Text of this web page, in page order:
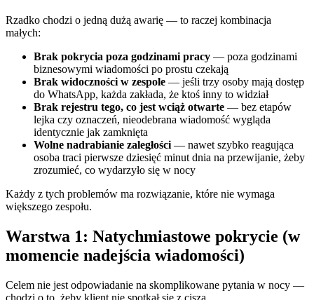
Rzadko chodzi o jedną dużą awarię — to raczej kombinacja
małych:
Brak pokrycia poza godzinami pracy — poza godzinami
biznesowymi wiadomości po prostu czekają
Brak widoczności w zespole — jeśli trzy osoby mają dostęp
do WhatsApp, każda zakłada, że ktoś inny to widział
Brak rejestru tego, co jest wciąż otwarte — bez etapów
lejka czy oznaczeń, nieodebrana wiadomość wygląda
identycznie jak zamknięta
Wolne nadrabianie zaległości — nawet szybko reagująca
osoba traci pierwsze dziesięć minut dnia na przewijanie, żeby
zrozumieć, co wydarzyło się w nocy
Każdy z tych problemów ma rozwiązanie, które nie wymaga
większego zespołu.
Warstwa 1: Natychmiastowe pokrycie (w
momencie nadejścia wiadomości)
Celem nie jest odpowiadanie na skomplikowane pytania w nocy —
chodzi o to, żeby klient nie spotkał się z ciszą.